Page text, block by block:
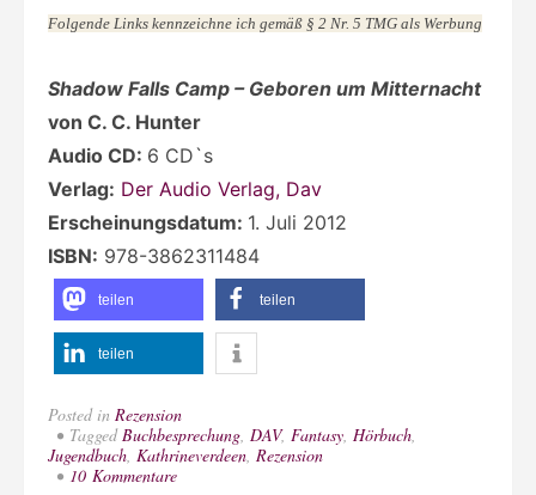
Folgende Links kennzeichne ich gemäß § 2 Nr. 5 TMG als Werbung
Shadow Falls Camp – Geboren um Mitternacht
von C. C. Hunter
Audio CD: 6 CD`s
Verlag: Der Audio Verlag, Dav
Erscheinungsdatum: 1. Juli 2012
ISBN: 978-3862311484
teilen teilen
teilen
Posted in Rezension
TaggedBuchbesprechung, DAV, Fantasy, Hörbuch,
Jugendbuch, Kathrineverdeen, Rezension
10 Kommentarezu